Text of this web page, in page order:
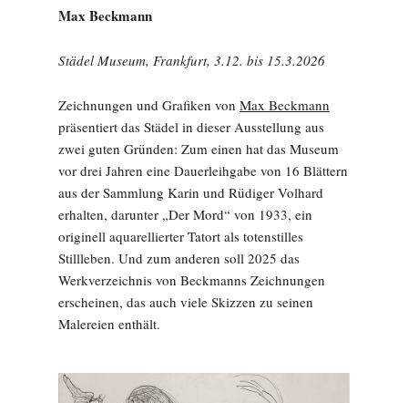
Max Beckmann
Städel Museum, Frankfurt, 3.12. bis 15.3.2026
Zeichnungen und Grafiken von Max Beckmann
präsentiert das Städel in dieser Ausstellung aus
zwei guten Gründen: Zum einen hat das Museum
vor drei Jahren eine Dauerleihgabe von 16 Blättern
aus der Sammlung Karin und Rüdiger Volhard
erhalten, darunter „Der Mord“ von 1933, ein
originell aquarellierter Tatort als totenstilles
Stillleben. Und zum anderen soll 2025 das
Werkverzeichnis von Beckmanns Zeichnungen
erscheinen, das auch viele Skizzen zu seinen
Malereien enthält.